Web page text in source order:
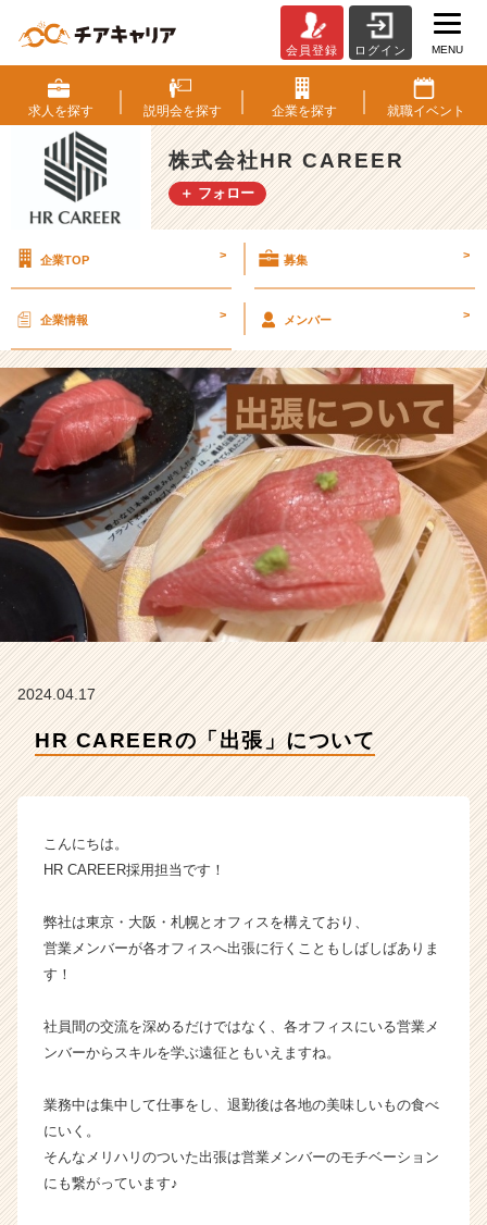
R
C
A
R
E
E
張」
い
て
【株
式
会
社
H
R
C
A
R
E
E
ム
ン
ャ
ー・
企
か
ス
ウ
会員登録 ログイン MENU
求人を探す 説明会を探す 企業を探す 就職イベント
株式会社HR CAREER
＋ フォロー
企業TOP > 募集 >
企業情報 > メンバー >
2024.04.17
HR CAREERの「出張」について
こんにちは。
HR CAREER採用担当です！
弊社は東京・大阪・札幌とオフィスを構えており、
営業メンバーが各オフィスへ出張に行くこともしばしばありま
す！
社員間の交流を深めるだけではなく、各オフィスにいる営業メ
ンバーからスキルを学ぶ遠征ともいえますね。
業務中は集中して仕事をし、退勤後は各地の美味しいもの食べ
にいく。
そんなメリハリのついた出張は営業メンバーのモチベーション
にも繋がっています♪